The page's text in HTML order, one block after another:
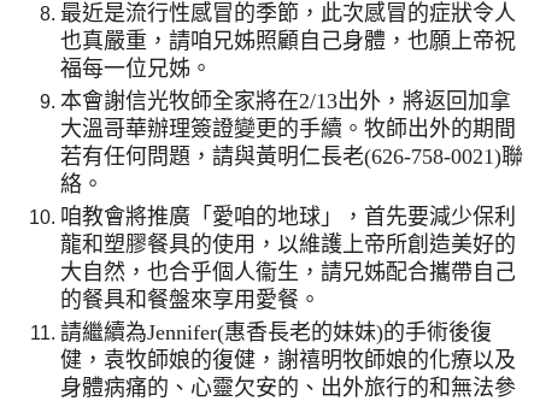
最近是流行性感冒的季節，此次感冒的症狀令人
也真嚴重，請咱兄姊照顧自己身體，也願上帝祝
福每一位兄姊。
本會謝信光牧師全家將在2/13出外，將返回加拿
大溫哥華辦理簽證變更的手續。牧師出外的期間
若有任何問題，請與黃明仁長老(626-758-0021)聯
絡。
咱教會將推廣「愛咱的地球」，首先要減少保利
龍和塑膠餐具的使用，以維護上帝所創造美好的
大自然，也合乎個人衞生，請兄姊配合攜帶自己
的餐具和餐盤來享用愛餐。
請繼續為Jennifer(惠香長老的妹妹)的手術後復
健，袁牧師娘的復健，謝禧明牧師娘的化療以及
身體病痛的、心靈欠安的、出外旅行的和無法參